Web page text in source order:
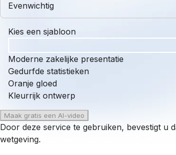
Evenwichtig
Kies een sjabloon
Moderne zakelijke presentatie
Gedurfde statistieken
Oranje gloed
Kleurrijk ontwerp
Maak gratis een AI-video
Door deze service te gebruiken, bevestigt u
wetgeving.